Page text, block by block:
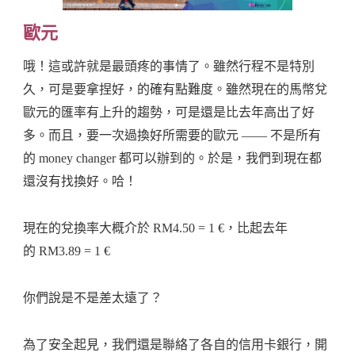
歐元
哦！這或許就是最頭疼的事情了。雖然行程不是特別
久，可是要拿捏好，的確有點難度。雖然現在的馬幣兌
歐元的匯率有上升的趨勢，可是還是比去年高出了好
多。而且，要一次過換好所需要的歐元 —— 不是所有
的 money changer 都可以辦到的。於是，我們到現在都
還沒有找換好。哈！
現在的兌換率大概介於 RM4.50 = 1 €，比起去年
的 RM3.89 = 1 €
你們說是不是差太遠了？
為了安全起見，我們還是聯絡了各自的信用卡銀行，開